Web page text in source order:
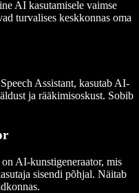
AI kasutamisele vaimse
turvalises keskkonnas oma
Assistant, kasutab AI-
ja rääkimisoskust. Sobib
AI-kunstigeneraator, mis
sisendi põhjal. Näitab